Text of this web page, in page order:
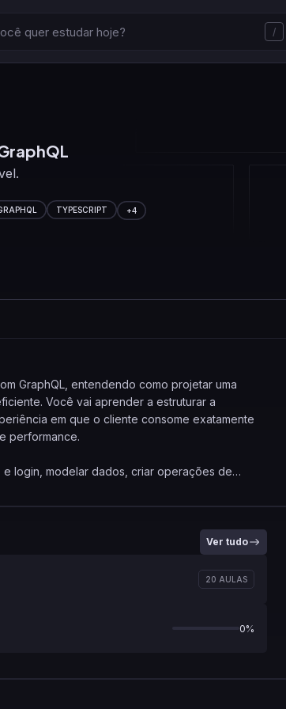
/
TYPESCRIPT +4
GraphQL, entendendo como projetar uma
Você vai aprender a estruturar a
em que o cliente consome exatamente
performance.
login, modelar dados, criar operações de
rotas protegidas, formulários, modais, listagens
uma aplicação real, saindo da estrutura
a criar sistemas escaláveis, organizados e
Ver tudo
20 AULAS
0%